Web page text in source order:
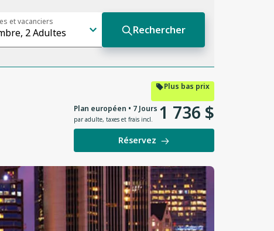
Plus bas prix
Plan européen • 7 Jours
par adulte, taxes et frais incl. 1 736 $
Réservez